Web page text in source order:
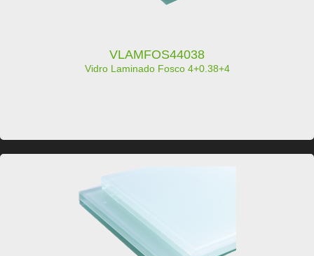
VLAMFOS44038
Vidro Laminado Fosco 4+0.38+4